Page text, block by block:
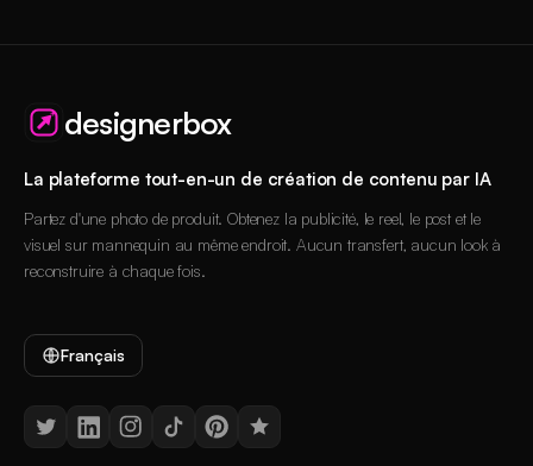
designerbox
La plateforme tout-en-un de création de contenu par IA
Partez d'une photo de produit. Obtenez la publicité, le reel, le post et le
visuel sur mannequin au même endroit. Aucun transfert, aucun look à
reconstruire à chaque fois.
Français